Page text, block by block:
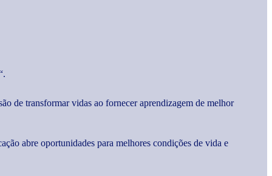
de transformar vidas ao fornecer aprendizagem de melhor
abre oportunidades para melhores condições de vida e